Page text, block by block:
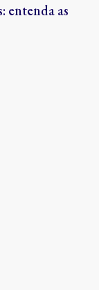
entenda as